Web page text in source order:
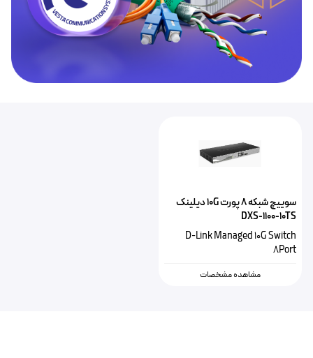
سوییچ شبکه 8 پورت 10G دیلینک
DXS-1100-10TS
D-Link Managed 10G Switch
8Port
مشاهده مشخصات